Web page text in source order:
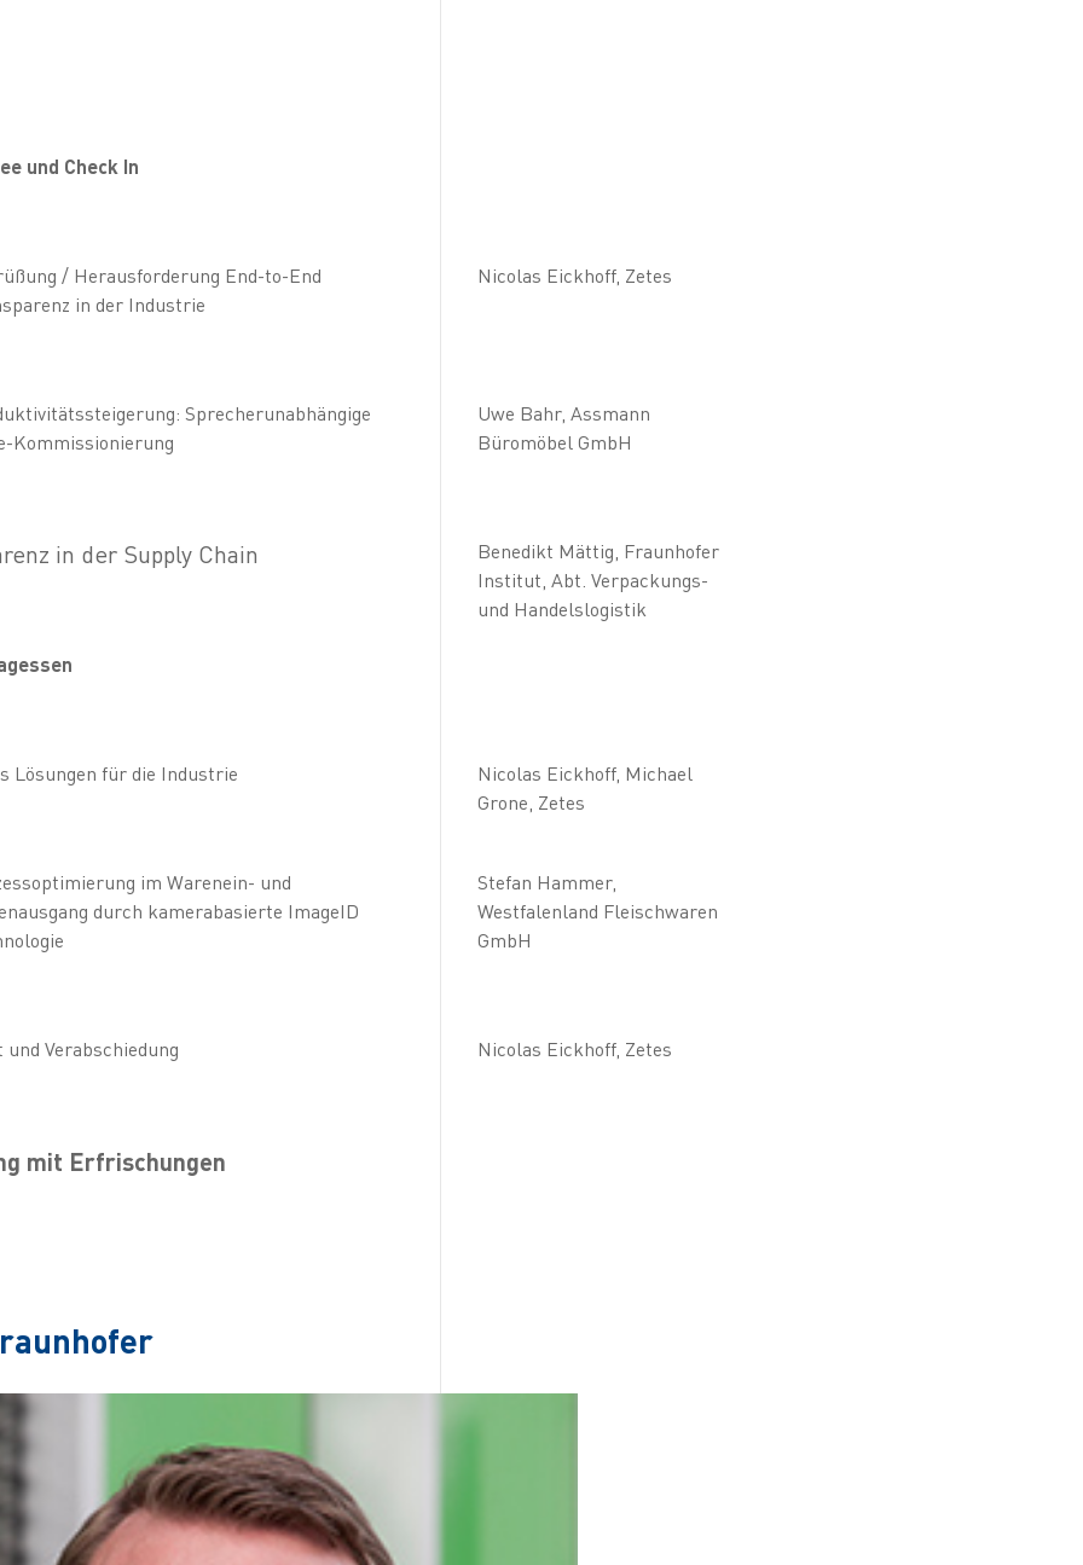
und Check In
/ Herausforderung End-to-End
in der Industrie
Nicolas Eickhoff, Zetes
Sprecherunabhängige
Kommissionierung
Uwe Bahr, Assmann
Büromöbel GmbH
in der Supply Chain
Benedikt Mättig, Fraunhofer
Institut, Abt. Verpackungs-
und Handelslogistik
Lösungen für die Industrie
Nicolas Eickhoff, Michael
Grone, Zetes
im Warenein- und
durch kamerabasierte ImageID
Stefan Hammer,
Westfalenland Fleischwaren
GmbH
und Verabschiedung Nicolas Eickhoff, Zetes
mit Erfrischungen